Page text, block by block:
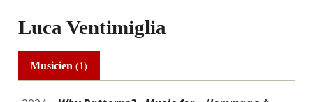
Luca Ventimiglia
Musicien(1)